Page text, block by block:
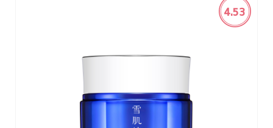
4.53